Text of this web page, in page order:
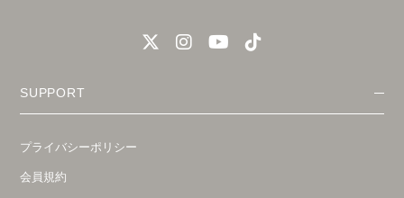
SUPPORT
プライバシーポリシー
会員規約